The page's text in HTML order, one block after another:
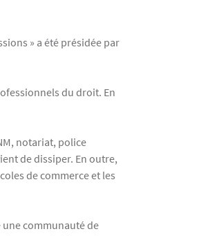
» a été présidée par
du droit. En
notariat, police
de dissiper. En outre,
de commerce et les
une communauté de